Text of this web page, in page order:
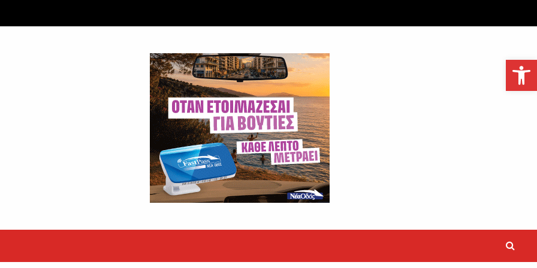
τα EBITDA το εξάμηνο
επιδόσεις κατά...
Ανοίξτε τη γραμμή εργαλείων